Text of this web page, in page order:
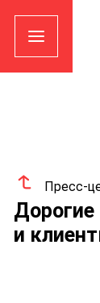
Пресс-
Дорогие
и